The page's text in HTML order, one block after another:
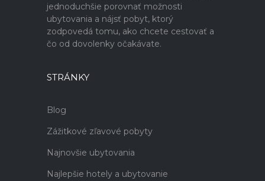
jednoduchšie porovnať možnosti
ubytovania a nájsť pobyt, ktorý
zodpovedá tomu, ako chcete cestovať a
čo od dovolenky očakávate.
STRÁNKY
Blog
Zážitkové zľavové pobyty
Najnovšie ubytovania
Najlepšie hotely a ubytovanie